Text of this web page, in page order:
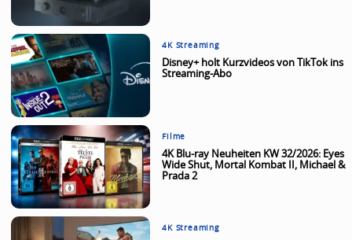
4K Streaming
Disney+ holt Kurzvideos von TikTok ins
Streaming-Abo
Filme
4K Blu-ray Neuheiten KW 32/2026: Eyes
Wide Shut, Mortal Kombat II, Michael &
Prada 2
4K Streaming